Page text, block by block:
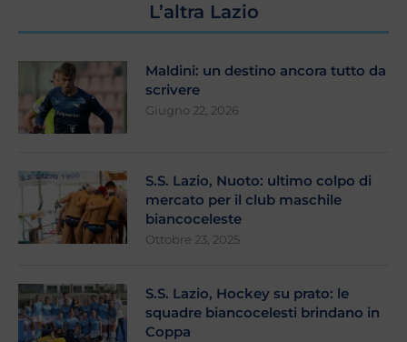
L’altra Lazio
Maldini: un destino ancora tutto da
scrivere
Giugno 22, 2026
S.S. Lazio, Nuoto: ultimo colpo di
mercato per il club maschile
biancoceleste
Ottobre 23, 2025
S.S. Lazio, Hockey su prato: le
squadre biancocelesti brindano in
Coppa